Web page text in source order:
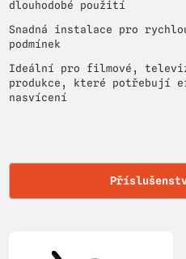
dlouhodobé použití
Snadná instalace pro
podmínek
Ideální pro filmové,
produkce, které
nasvícení